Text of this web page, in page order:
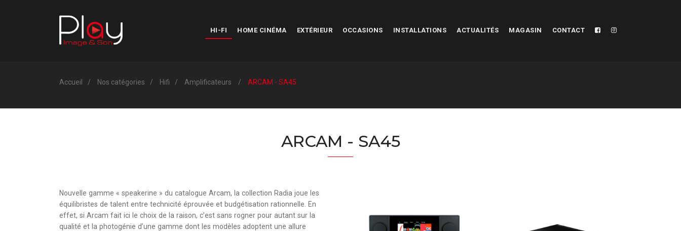
HI-FI HOME CINÉMA EXTÉRIEUR OCCASIONS INSTALLATIONS ACTUALITÉS MAGASIN CONTACT
Accueil Nos catégories Hifi Amplificateurs ARCAM - SA45
ARCAM - SA45
Nouvelle gamme « speakerine » du catalogue Arcam, la collection Radia joue les
équilibristes de talent entre technicité éprouvée et budgétisation rationnelle. En
effet, si Arcam fait ici le choix de la raison, c’est sans rogner pour autant sur la
qualité et la photogénie d’une gamme dont les modèles adoptent une allure